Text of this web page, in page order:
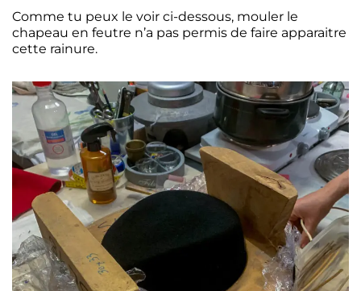
Comme tu peux le voir ci-dessous, mouler le
chapeau en feutre n’a pas permis de faire apparaitre
cette rainure.